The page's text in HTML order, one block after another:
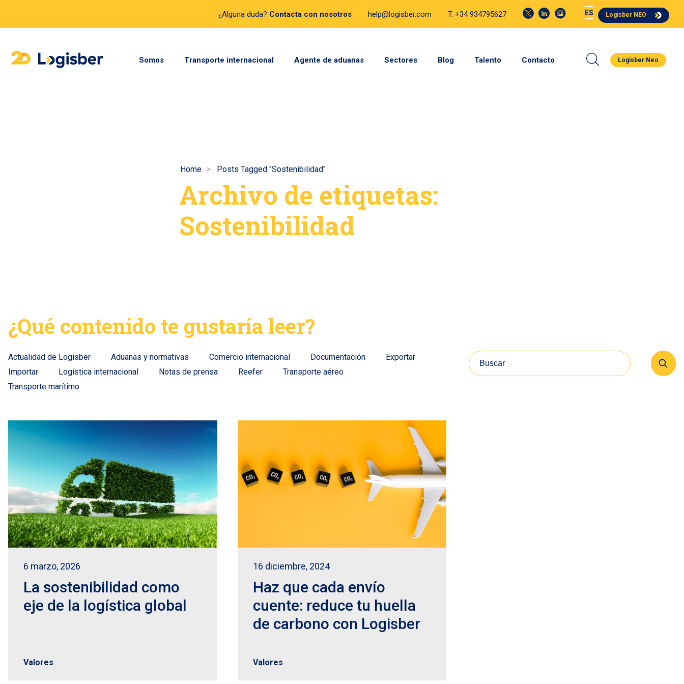
¿Alguna duda? Contacta con nosotros help@logisber.com T. +34 934795627 ES Logisber NEO
Somos Transporte internacional Agente de aduanas Sectores Blog Talento Contacto Logisber Neo
Home Posts Tagged "Sostenibilidad"
Archivo de etiquetas:
Sostenibilidad
¿Qué contenido te gustaría leer?
Actualidad de Logisber Aduanas y normativas Comercio internacional Documentación
Exportar
Importar
Logística internacional Notas de prensa Reefer
Transporte aéreo
Transporte marítimo
6 marzo, 2026
La sostenibilidad como
eje de la logística global
Valores
16 diciembre, 2024
Haz que cada envío
cuente: reduce tu huella
de carbono con Logisber
Valores